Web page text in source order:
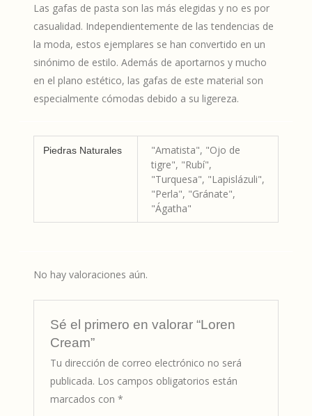
Las gafas de pasta son las más elegidas y no es por
casualidad. Independientemente de las tendencias de
la moda, estos ejemplares se han convertido en un
sinónimo de estilo. Además de aportarnos y mucho
en el plano estético, las gafas de este material son
especialmente cómodas debido a su ligereza.
Piedras Naturales
"Amatista", "Ojo de
tigre", "Rubí",
"Turquesa", "Lapislázuli",
"Perla", "Gránate",
"Ágatha"
No hay valoraciones aún.
Sé el primero en valorar “Loren
Cream”
Tu dirección de correo electrónico no será
publicada. Los campos obligatorios están
marcados con*